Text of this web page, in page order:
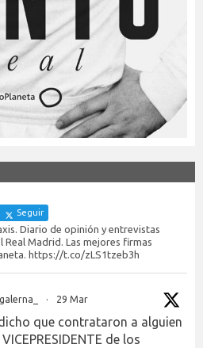
Seguir
Diario de opinión y entrevistas
Real Madrid. Las mejores firmas
https://t.co/zLS1tzeb3h
· 29 Mar
que contrataron a alguien
de los